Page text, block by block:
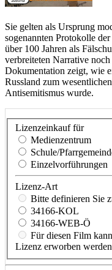
Sie gelten als Ursprung
sogenannten Protokolle
über 100 Jahren als
verbreiteten Narrative
Dokumentation zeigt, wie
Russland zum
Antisemitismus wurde.
Lizenzeinkauf für
Medienzentrum
Schule/
Einzelvorführungen
Lizenz-Art
Bitte definieren Sie
34166-KOL
34166-WEB-Ö
Lizenz erworben